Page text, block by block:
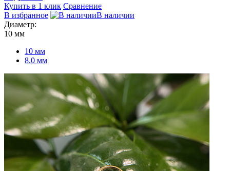
Купить в 1 клик Сравнение
В избранное
В наличии
Диаметр:
10 мм
10 мм
8.0 мм